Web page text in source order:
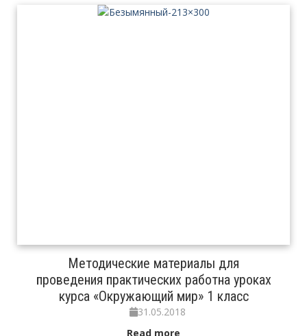
Методические материалы для
проведения практических работна уроках
курса «Окружающий мир» 1 класс
31.05.2018
Read more